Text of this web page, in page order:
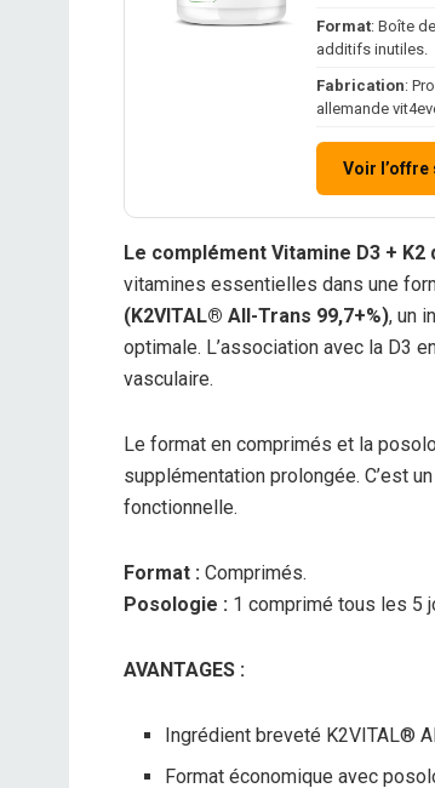
Format: Boîte
additifs inutiles.
Fabrication:
allemande
Voir l’offre
Le complément Vitamine D3 + K2
vitamines essentielles dans une
(K2VITAL® All-Trans 99,7+%), un
optimale. L’association avec la D3
vasculaire.
Le format en comprimés et la
supplémentation prolongée. C’est
fonctionnelle.
Format : Comprimés.
Posologie : 1 comprimé tous les 5
AVANTAGES :
Ingrédient breveté K2VITAL®
Format économique avec